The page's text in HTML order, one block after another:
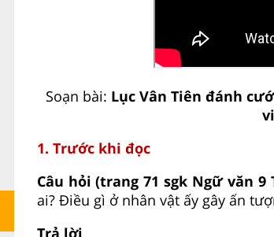
Soạn bài: Lục Vân Tiên đánh
1. Trước khi đọc
Câu hỏi (trang 71 sgk Ngữ văn 9
ai? Điều gì ở nhân vật ấy gây ấn
Trả lời